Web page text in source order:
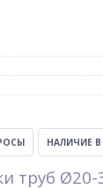
НАЛИЧИЕ
труб